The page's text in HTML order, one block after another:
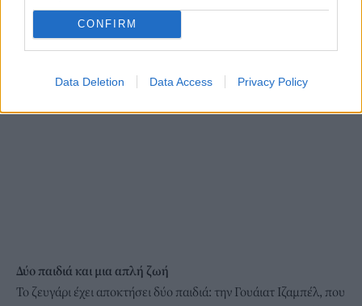
CONFIRM
Data Deletion Data Access Privacy Policy
Δύο παιδιά και μια απλή ζωή
Το ζευγάρι έχει αποκτήσει δύο παιδιά: την Γουάιατ Ιζαμπέλ, που